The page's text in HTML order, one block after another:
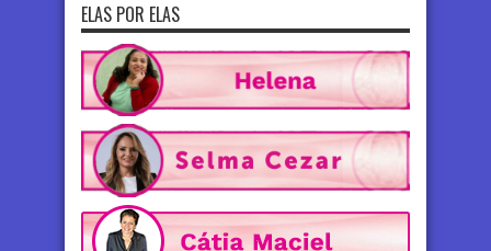
ELAS POR ELAS